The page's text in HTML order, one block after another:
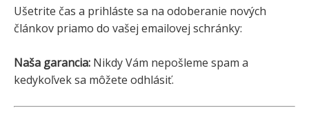
Ušetrite čas a prihláste sa na odoberanie nových
článkov priamo do vašej emailovej schránky:
Naša garancia: Nikdy Vám nepošleme spam a
kedykoľvek sa môžete odhlásiť.